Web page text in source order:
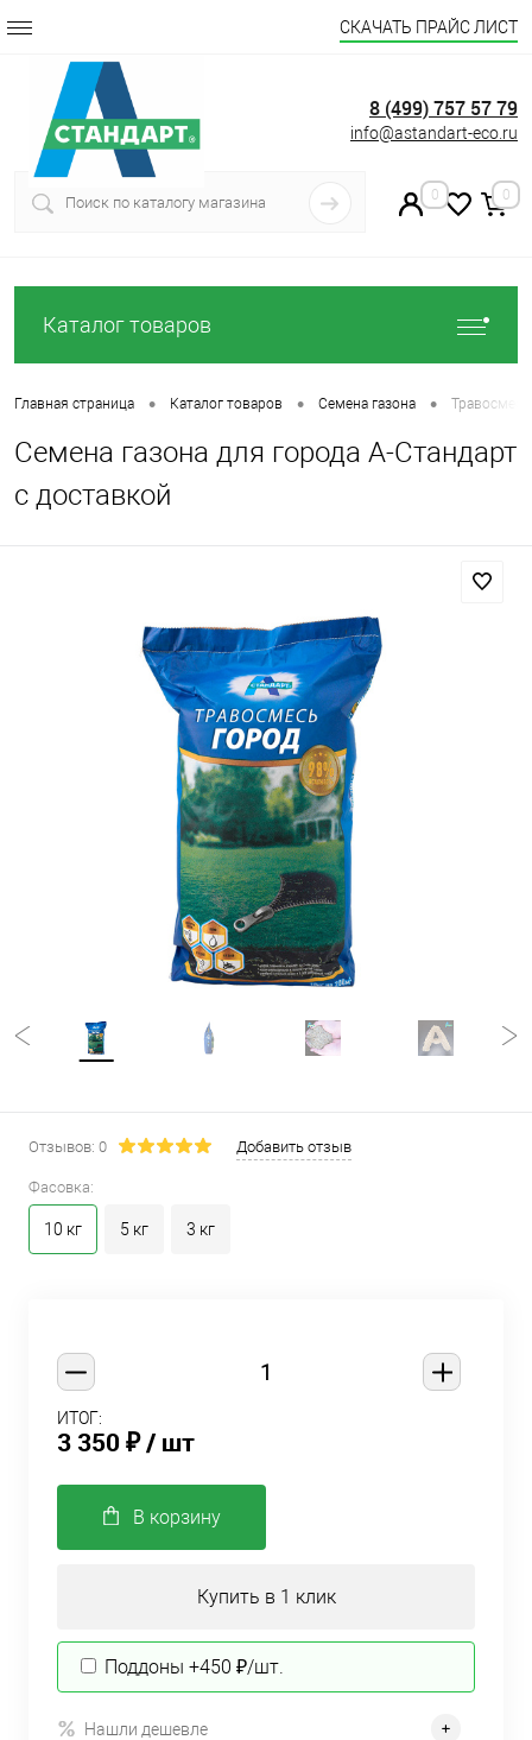
СКАЧАТЬ ПРАЙС ЛИСТ
8 (499) 757 57 79
info@astandart-eco.ru
0 0
Каталог товаров
Главная страница • Каталог товаров • Семена газона •
Семена газона для города А-Стандарт
с доставкой
Отзывов: 0 Добавить отзыв
Фасовка:
10 кг 5 кг 3 кг
ИТОГ:
3 350 ₽/ шт
В корзину
Купить в 1 клик
Поддоны +450 ₽/шт.
Нашли дешевле